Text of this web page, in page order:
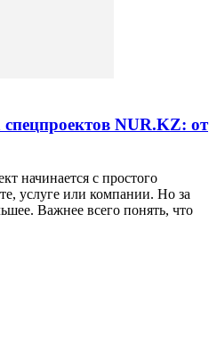
NUR.KZ: от
начинается с простого
услуге или компании. Но за
Важнее всего понять, что